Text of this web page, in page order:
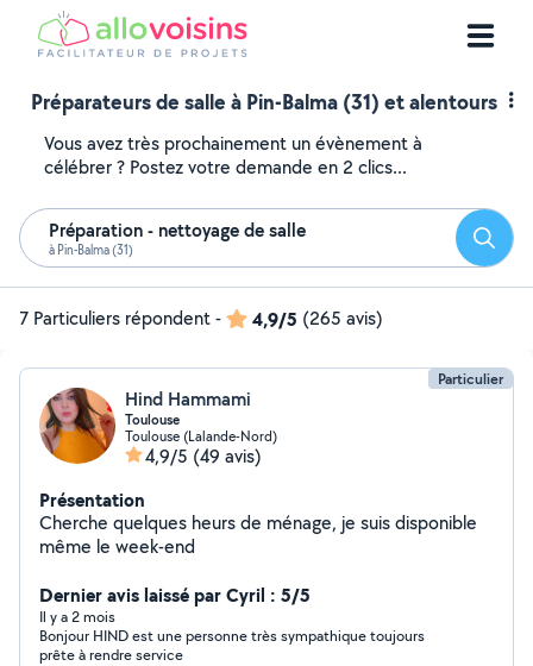
Préparateurs de salle à Pin-Balma (31) et alentours
Vous avez très prochainement un évènement à
célébrer ? Postez votre demande en 2 clics...
Préparation - nettoyage de salle
à Pin-Balma (31)
7 Particuliers répondent- 4,9/5 (265 avis)
Particulier
Hind Hammami
Toulouse
Toulouse (Lalande-Nord)
4,9/5 (49 avis)
Présentation
Cherche quelques heurs de ménage, je suis disponible
même le week-end
Dernier avis laissé par Cyril : 5/5
Il y a 2 mois
Bonjour HIND est une personne très sympathique toujours
prête à rendre service